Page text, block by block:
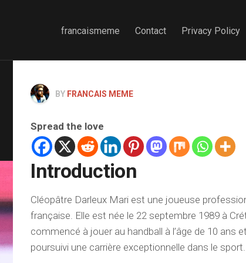
francaismeme Contact Privacy Policy
BY FRANCAIS MEME
Spread the love
Introduction
Cléopâtre Darleux Mari est une joueuse
française. Elle est née le 22 septembre 1989 à
commencé à jouer au handball à l’âge de 10 ans
poursuivi une carrière exceptionnelle dans le sport.